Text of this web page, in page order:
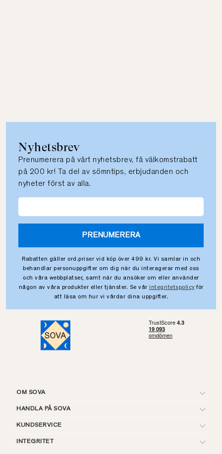
Nyhetsbrev
Prenumerera på vårt nyhetsbrev, få välkomstrabatt
på 200 kr! Ta del av sömntips, erbjudanden och
nyheter först av alla.
PRENUMERERA
Rabatten gäller ord.priser vid köp över 499 kr. Vi samlar in och
behandlar personuppgifter om dig när du interagerar med oss
och våra webbplatser, samt när du ansöker om eller använder
någon av våra produkter eller tjänster. Se vår integritetspolicy för
att läsa om hur vi vårdar dina uppgifter.
OM SOVA
HANDLA PÅ SOVA
KUNDSERVICE
INTEGRITET